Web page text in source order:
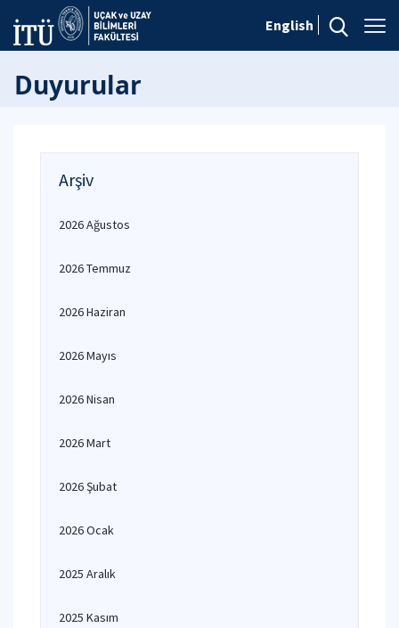
English
Duyurular
Arşiv
2026 Ağustos
2026 Temmuz
2026 Haziran
2026 Mayıs
2026 Nisan
2026 Mart
2026 Şubat
2026 Ocak
2025 Aralık
2025 Kasım